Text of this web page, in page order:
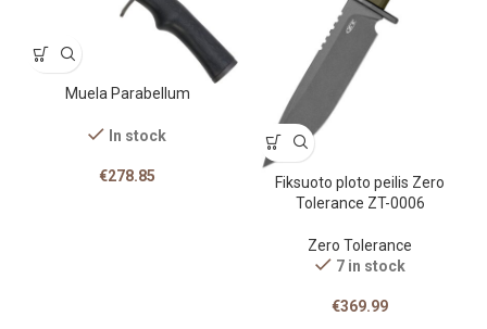
Muela Parabellum
In stock
€278.85
Fiksuoto ploto peilis Zero
Tolerance ZT-0006
Zero Tolerance
7 in stock
€369.99